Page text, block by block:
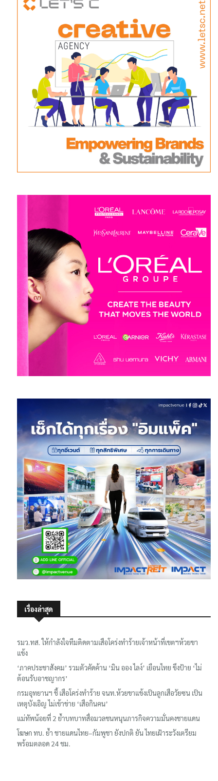
เรื่องล่าสุด
รมว.ทส. ให้กำลังใจทีมติดตามเสือโคร่งทำร้ายเจ้าหน้าที่เขตฯห้วยขา
แข้ง
‘ภาคประชาสังคม’ รวมตัวคัดค้าน ‘มิน ออง ไลง์’ เยือนไทย ขึงป้าย ‘ไม่
ต้อนรับอาชญากร’
กรมอุทยานฯ ชี้ เสือโคร่งทำร้าย จนท.ห้วยขาแข้งเป็นลูกเสือวัยซน เป็น
เหตุบังเอิญ ไม่เข้าข่าย ‘เสือกินคน’
แม่ทัพน้อยที่ 2 ย้ำบทบาทสื่อมวลชนหนุนภารกิจความมั่นคงชายแดน
โฆษก ทบ. ย้ำ ชายแดนไทย–กัมพูชา ยังปกติ ยัน ไทยเฝ้าระวังเตรียม
พร้อมตลอด 24 ชม.